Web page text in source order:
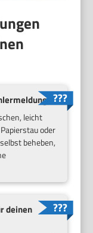
leicht
oder
beheben,
deinen